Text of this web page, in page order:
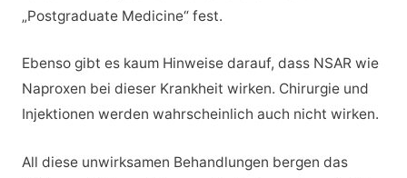
„Postgraduate Medicine“ fest.
Ebenso gibt es kaum Hinweise darauf, dass NSAR wie
Naproxen bei dieser Krankheit wirken. Chirurgie und
Injektionen werden wahrscheinlich auch nicht wirken.
All diese unwirksamen Behandlungen bergen das